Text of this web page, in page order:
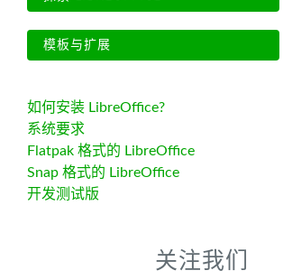
模板与扩展
如何安装 LibreOffice?
系统要求
Flatpak 格式的 LibreOffice
Snap 格式的 LibreOffice
开发测试版
关注我们